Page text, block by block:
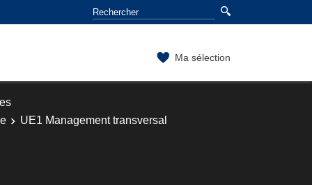
Ma sélection
UE1 Management transversal